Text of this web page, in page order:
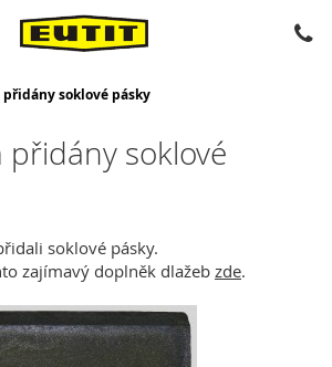
přidány soklové pásky
přidány soklové
soklové pásky.
zajímavý doplněk dlažeb zde.